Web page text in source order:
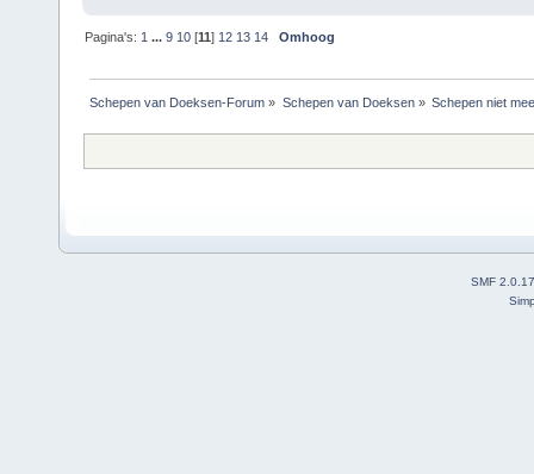
Pagina's: 1 ...9 10 [11] 12 13 14 Omhoog
Schepen van Doeksen-Forum » Schepen van Doeksen» Schepen niet
SMF 2.0.17